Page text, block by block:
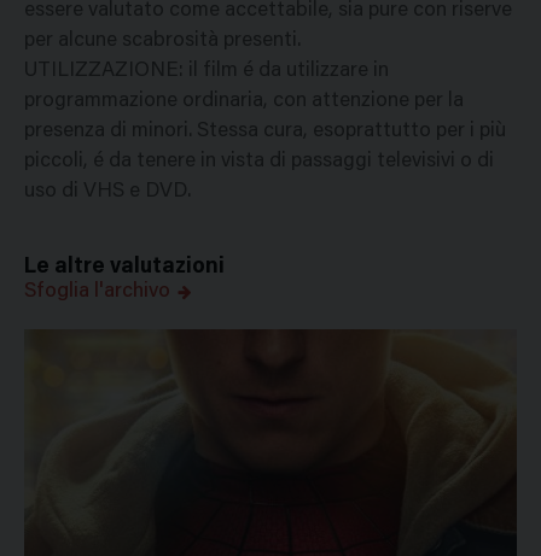
essere valutato come accettabile, sia pure con riserve
per alcune scabrosità presenti.
UTILIZZAZIONE: il film é da utilizzare in
programmazione ordinaria, con attenzione per la
presenza di minori. Stessa cura, esoprattutto per i più
piccoli, é da tenere in vista di passaggi televisivi o di
uso di VHS e DVD.
Le altre valutazioni
Sfoglia l'archivo